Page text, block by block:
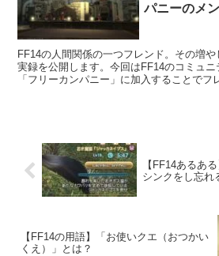
パニーのメ
FF14の人間関係の一つフレンド。その増
実録を公開します。今回はFF14のコミュ
「フリーカンパニー」に加入することでフ
【FF14あるあ
シンクをし忘れ
【FF14の用語】「お使いクエ（おつかい
くえ）」とは？